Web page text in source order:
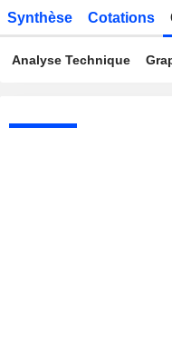
Synthèse Cotations
Analyse Technique